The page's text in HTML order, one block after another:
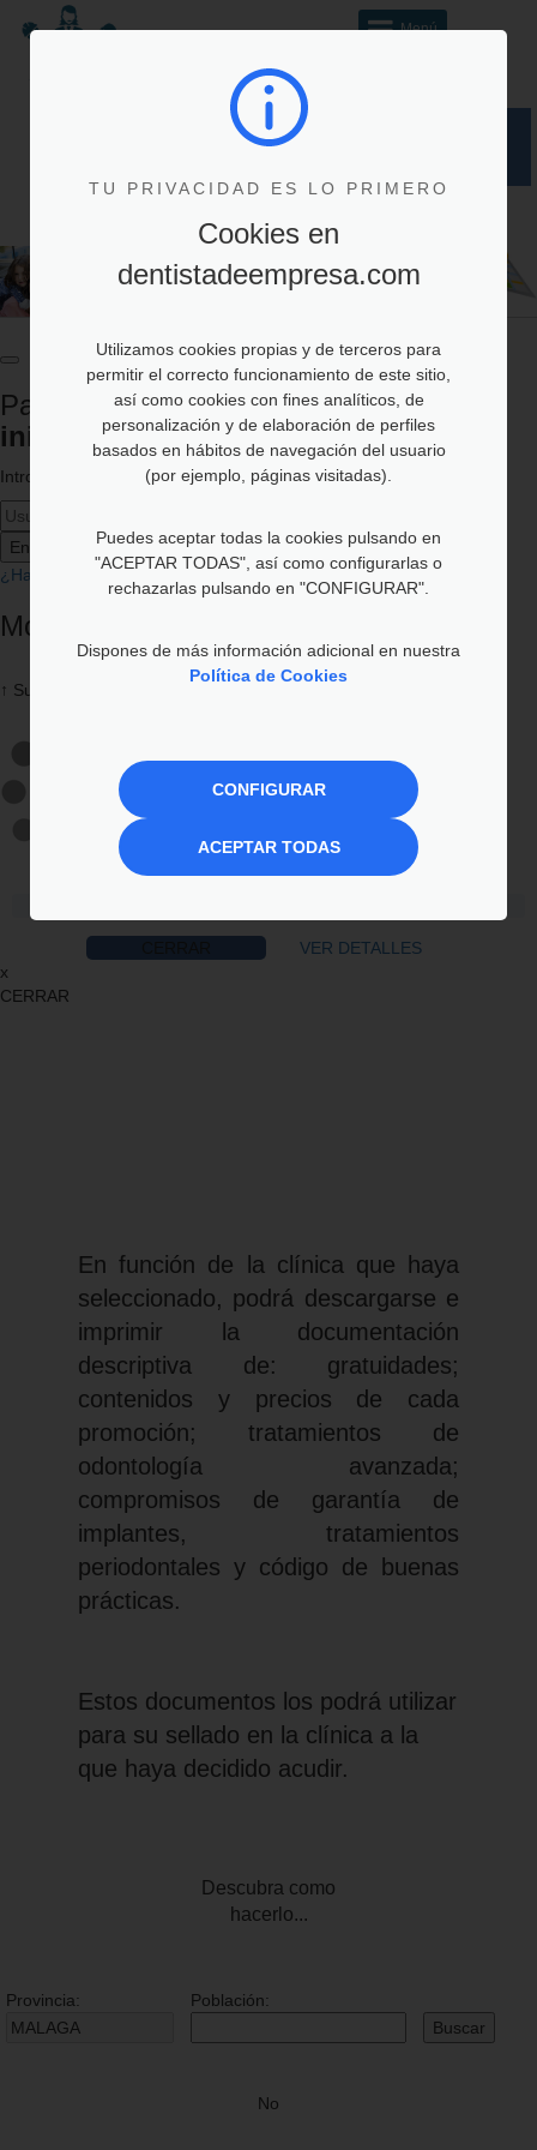
TU PRIVACIDAD ES LO PRIMERO
Cookies en
dentistadeempresa.com
Utilizamos cookies propias y de terceros para
permitir el correcto funcionamiento de este sitio,
así como cookies con fines analíticos, de
personalización y de elaboración de perfiles
basados en hábitos de navegación del usuario
(por ejemplo, páginas visitadas).
Puedes aceptar todas la cookies pulsando en
"ACEPTAR TODAS", así como configurarlas o
rechazarlas pulsando en "CONFIGURAR".
Dispones de más información adicional en nuestra
Política de Cookies
CONFIGURAR
ACEPTAR TODAS
Menú
Acceso de Empleados
Quiénes somos
Contacto
Más de 1.900 clínicas dentales y 13.500
profesionalesen toda España pertenecen
Para acceder a la secciónes necesario
iniciar sesión
Introduzca sus datos de acceso:
Entrar
Cancelar
¿Ha olvidado su contraseña?
Modal Dialog
↑ Subir
VER DETALLES
x
CERRAR
En función de la clínica que haya
seleccionado, podrá descargarse e
imprimir la documentación
descriptiva de: gratuidades;
contenidos y precios de cada
promoción; tratamientos de
odontología avanzada;
compromisos de garantía de
implantes, tratamientos
periodontales y código de buenas
prácticas.
Estos documentos los podrá utilizar
para su sellado en la clínica a la
que haya decidido acudir.
Descubra como
hacerlo...
Provincia:
Población:
Buscar
No